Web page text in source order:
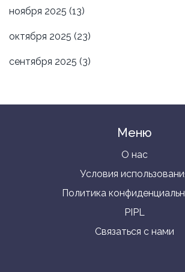
ноября 2025 (13)
октября 2025 (23)
сентября 2025 (3)
Меню
О нас
Условия
Политика
PIPL
Связаться с нами